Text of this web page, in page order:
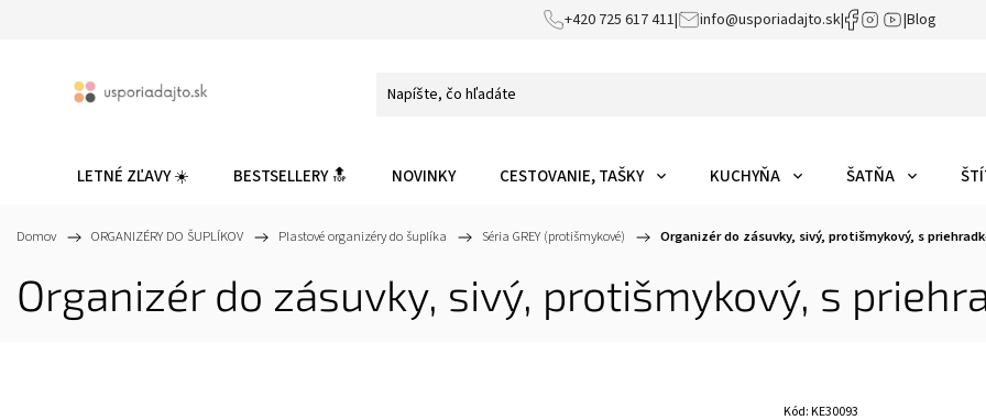
+420 725 617 411| info@usporiadajto.sk| |Blog
LETNÉ ZĽAVY ☀️ BESTSELLERY 🔝 NOVINKY CESTOVANIE, TAŠKY KUCHYŇA ŠATŇA
Domov / ORGANIZÉRY DO ŠUPLÍKOV / Plastové organizéry do šuplíka / Séria GREY (protišmykové) / Organizér do zásuvky, sivý, protišmykový, s
Organizér do zásuvky, sivý, protišmykový, s
Kód:KE30093